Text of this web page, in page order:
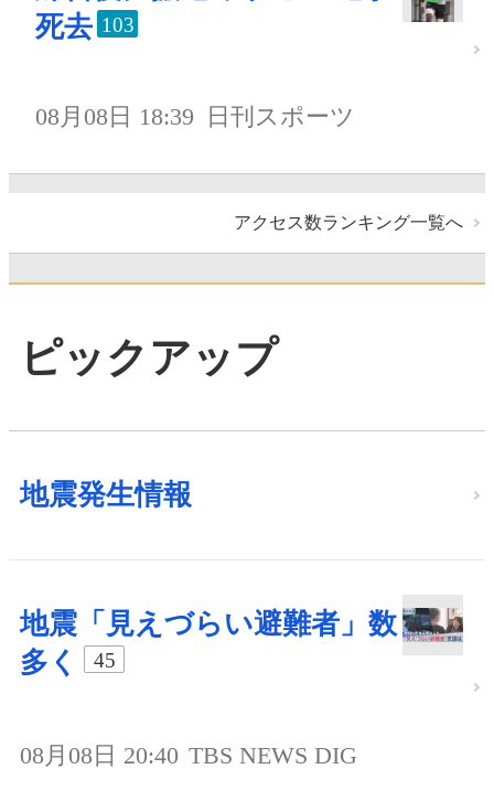
死去 103
08月08日 18:39 日刊スポーツ
アクセス数ランキング一覧へ
ピックアップ
地震発生情報
地震「見えづらい避難者」数
多く
45
08月08日 20:40 TBS NEWS DIG